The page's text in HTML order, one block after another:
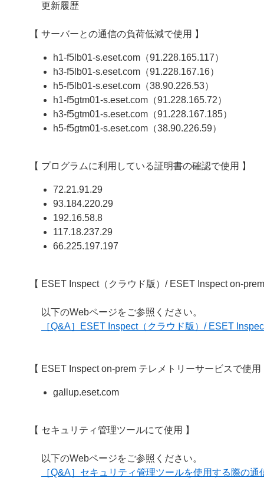
更新履歴
【 サーバーとの通信の負荷低減で使用 】
h1-f5lb01-s.eset.com（91.228.165.117）
h3-f5lb01-s.eset.com（91.228.167.16）
h5-f5lb01-s.eset.com（38.90.226.53）
h1-f5gtm01-s.eset.com（91.228.165.72）
h3-f5gtm01-s.eset.com（91.228.167.185）
h5-f5gtm01-s.eset.com（38.90.226.59）
【 プログラムに利用している証明書の確認で使用 】
72.21.91.29
93.184.220.29
192.16.58.8
117.18.237.29
66.225.197.197
【 ESET Inspect（クラウド版）/ ESET Inspect on-
以下のWebページをご参照ください。
［Q&A］ESET Inspect（クラウド版）/ ESET
【 ESET Inspect on-prem テレメトリーサービスで使用
gallup.eset.com
【 セキュリティ管理ツールにて使用 】
以下のWebページをご参照ください。
［Q&A］セキュリティ管理ツールを使用する際の通